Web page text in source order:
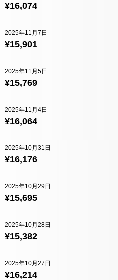
¥16,074
¥15,901
2025年11月7日
¥15,769
2025年11月5日
¥16,064
2025年11月4日
¥16,176
2025年10月31日
¥15,695
2025年10月29日
¥15,382
2025年10月28日
¥16,214
2025年10月27日